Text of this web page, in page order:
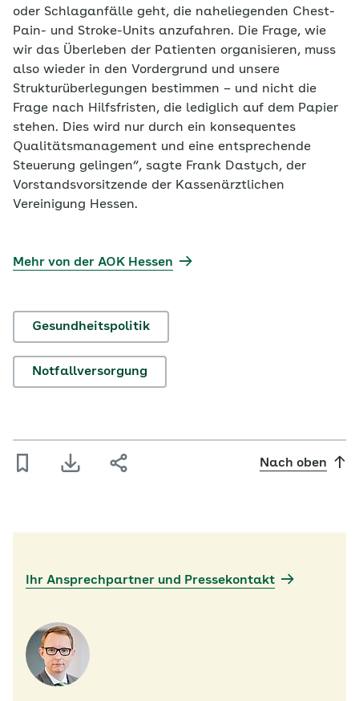
oder Schlaganfälle geht, die naheliegenden Chest-
Pain- und Stroke-Units anzufahren. Die Frage, wie
wir das Überleben der Patienten organisieren, muss
also wieder in den Vordergrund und unsere
Strukturüberlegungen bestimmen – und nicht die
Frage nach Hilfsfristen, die lediglich auf dem Papier
stehen. Dies wird nur durch ein konsequentes
Qualitätsmanagement und eine entsprechende
Steuerung gelingen“, sagte Frank Dastych, der
Vorstandsvorsitzende der Kassenärztlichen
Vereinigung Hessen.
Mehr von der AOK Hessen
Gesundheitspolitik
Notfallversorgung
Nach oben
Ihr Ansprechpartner und Pressekontakt